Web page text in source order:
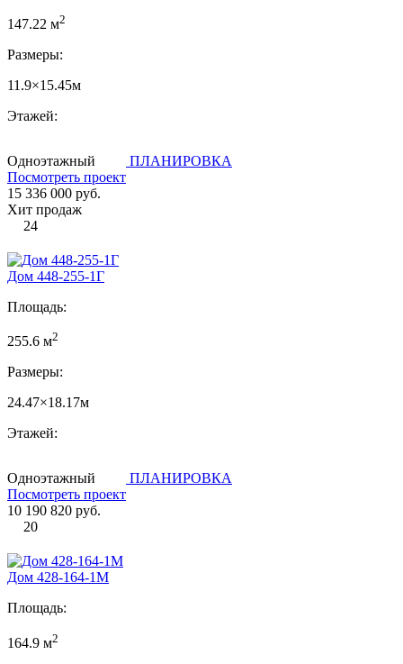
147.22 м2
Размеры:
11.9×15.45м
Этажей:
Одноэтажный
ПЛАНИРОВКА
Посмотреть проект
15 336 000 руб.
Хит продаж
24
Дом 448-255-1Г
Площадь:
255.6 м2
Размеры:
24.47×18.17м
Этажей:
Одноэтажный
ПЛАНИРОВКА
Посмотреть проект
10 190 820 руб.
20
Дом 428-164-1М
Площадь:
164.9 м2